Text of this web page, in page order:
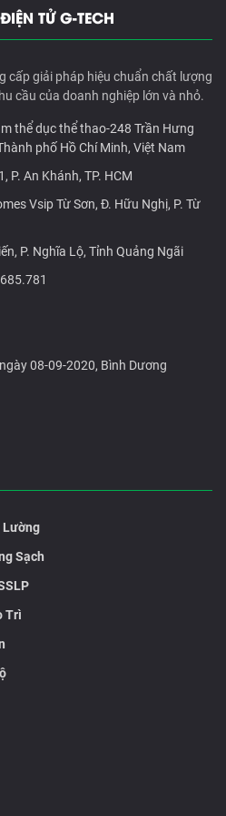
TỬ G-TECH
cấp giải pháp hiệu chuẩn chất lượng
cầu của doanh nghiệp lớn và nhỏ.
thể dục thể thao-248 Trần Hưng
phố Hồ Chí Minh, Việt Nam
P. An Khánh, TP. HCM
Vsip Từ Sơn, Đ. Hữu Nghị, P. Từ
P. Nghĩa Lộ, Tỉnh Quảng Ngãi
08-09-2020, Bình Dương
Lường
Sạch
Trì